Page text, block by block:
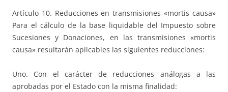
Artículo 10. Reducciones en transmisiones «mortis causa»
Para el cálculo de la base liquidable del Impuesto sobre
Sucesiones y Donaciones, en las transmisiones «mortis
causa» resultarán aplicables las siguientes reducciones:
Uno. Con el carácter de reducciones análogas a las
aprobadas por el Estado con la misma finalidad: